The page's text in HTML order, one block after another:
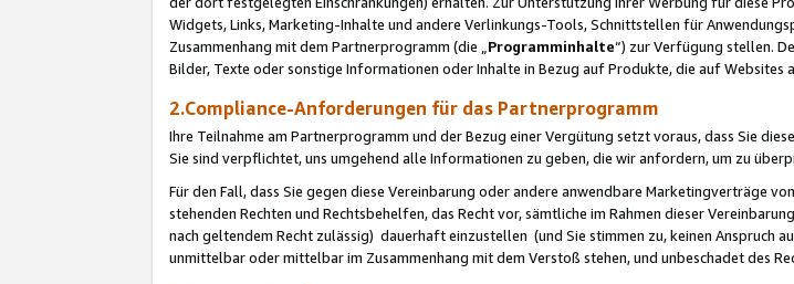
Widgets, Links, Marketing-Inhalte und andere Verlinkungs-Tools, Schnittstellen für
Zusammenhang mit dem Partnerprogramm (die „ Programminhalte“) zur Verfügung stellen.
Bilder, Texte oder sonstige Informationen oder Inhalte in Bezug auf Produkte, die auf Websites
2.Compliance-Anforderungen für das Partnerprogramm
Ihre Teilnahme am Partnerprogramm und der Bezug einer Vergütung setzt voraus, dass Sie
Sie sind verpflichtet, uns umgehend alle Informationen zu geben, die wir anfordern, um zu
Für den Fall, dass Sie gegen diese Vereinbarung oder andere anwendbare Marketingverträge
stehenden Rechten und Rechtsbehelfen, das Recht vor, sämtliche im Rahmen dieser
nach geltendem Recht zulässig) dauerhaft einzustellen (und Sie stimmen zu, keinen Anspruch
unmittelbar oder mittelbar im Zusammenhang mit dem Verstoß stehen, und unbeschadet des